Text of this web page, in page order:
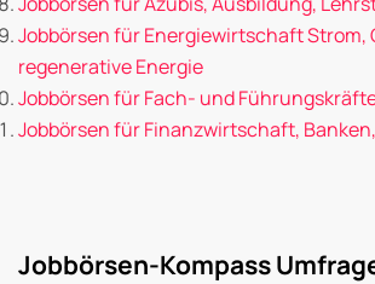
Jobbörsen für Energiewirtschaft Strom,
regenerative Energie
Jobbörsen für Fach- und
Jobbörsen für Finanzwirtschaft,
Jobbörsen-Kompass